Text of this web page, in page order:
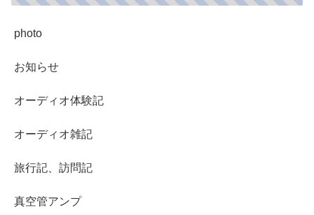
photo
お知らせ
オーディオ体験記
オーディオ雑記
旅行記、訪問記
真空管アンプ